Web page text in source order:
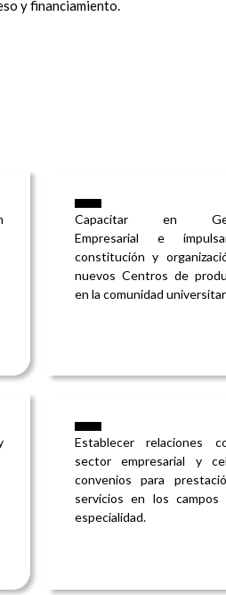
y financiamiento.
Capacitar en
Empresarial e
constitución y
nuevos Centros de
en la comunidad
Establecer relaciones
sector empresarial y
convenios para
servicios en los campos
especialidad.